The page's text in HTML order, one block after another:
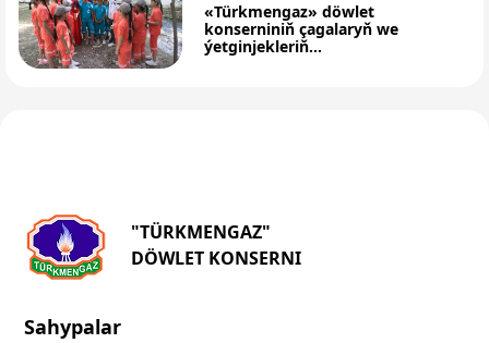
«Türkmengaz» döwlet
konserniniň çagalaryň we
ýetginjekleriň...
"TÜRKMENGAZ"
DÖWLET KONSERNI
Sahypalar